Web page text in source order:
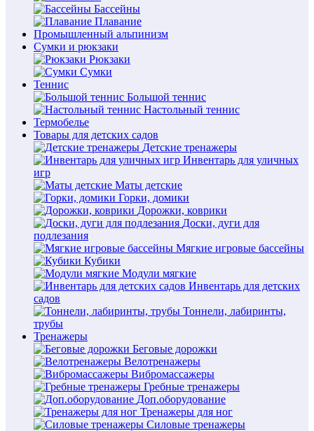
Бассейны
Плавание
Промышленный альпинизм
Сумки и рюкзаки
Рюкзаки
Сумки
Теннис
Большой теннис
Настольный теннис
Термобелье
Товары для детских садов
Детские тренажеры
Инвентарь для уличных
игр
Маты детские
Горки, домики
Дорожки, коврики
Доски, дуги для
подлезания
Мягкие игровые бассейны
Кубики
Модули мягкие
Инвентарь для детских
садов
Тоннели, лабиринты,
трубы
Тренажеры
Беговые дорожки
Велотренажеры
Вибромассажеры
Гребные тренажеры
Доп.оборудование
Тренажеры для ног
Силовые тренажеры